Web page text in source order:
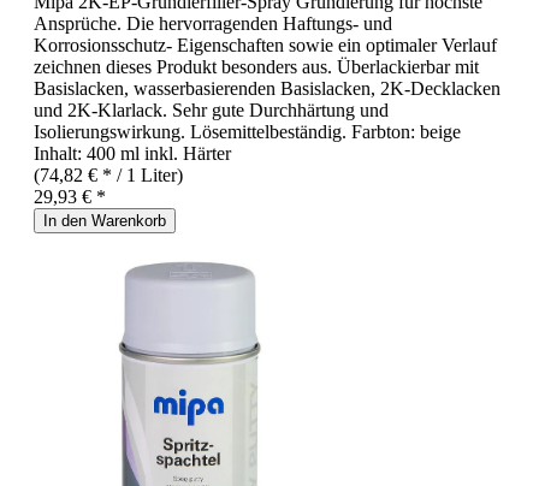
Ansprüche. Die hervorragenden Haftungs- und
Korrosionsschutz- Eigenschaften sowie ein optimaler Verlauf
zeichnen dieses Produkt besonders aus. Überlackierbar mit
Basislacken, wasserbasierenden Basislacken, 2K-Decklacken
und 2K-Klarlack. Sehr gute Durchhärtung und
Isolierungswirkung. Lösemittelbeständig. Farbton: beige
Inhalt: 400 ml inkl. Härter
(74,82 € * / 1 Liter)
29,93 € *
In den Warenkorb